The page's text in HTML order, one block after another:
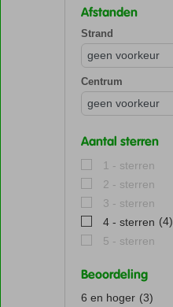
Afstanden
Strand
Centrum
Aantal sterren
1 - sterren
2 - sterren
3 - sterren
4 - sterren (4)
5 - sterren
Beoordeling
6 en hoger (3)